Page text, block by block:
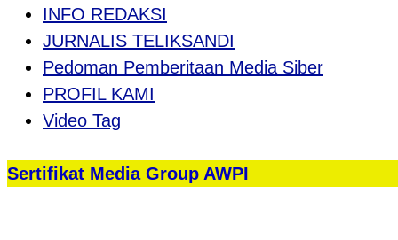
INFO REDAKSI
JURNALIS TELIKSANDI
Pedoman Pemberitaan Media Siber
PROFIL KAMI
Video Tag
Sertifikat Media Group AWPI